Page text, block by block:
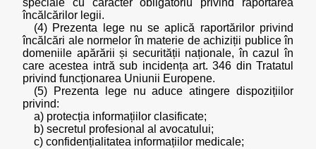
speciale cu caracter obligatoriu privind raportarea
încălcărilor legii.
(4) Prezenta lege nu se aplică raportărilor privind
încălcări ale normelor în materie de achiziții publice în
domeniile apărării și securității naționale, în cazul în
care acestea intră sub incidența art. 346 din Tratatul
privind funcționarea Uniunii Europene.
(5) Prezenta lege nu aduce atingere dispozițiilor
privind:
a) protecția informațiilor clasificate;
b) secretul profesional al avocatului;
c) confidențialitatea informațiilor medicale;